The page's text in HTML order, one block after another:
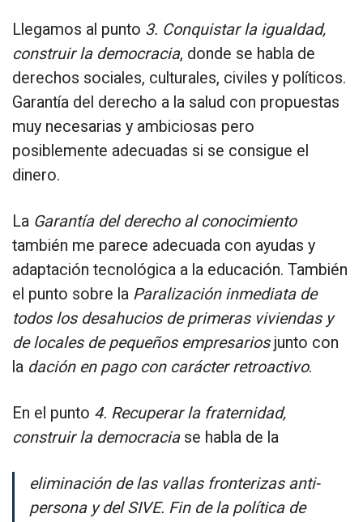
Llegamos al punto 3. Conquistar la igualdad,
construir la democracia, donde se habla de
derechos sociales, culturales, civiles y políticos.
Garantía del derecho a la salud con propuestas
muy necesarias y ambiciosas pero
posiblemente adecuadas si se consigue el
dinero.
La Garantía del derecho al conocimiento
también me parece adecuada con ayudas y
adaptación tecnológica a la educación. También
el punto sobre la Paralización inmediata de
todos los desahucios de primeras viviendas y
de locales de pequeños empresariosjunto con
la dación en pago con carácter retroactivo.
En el punto 4. Recuperar la fraternidad,
construir la democraciase habla de la
eliminación de las vallas fronterizas anti-
persona y del SIVE. Fin de la política de